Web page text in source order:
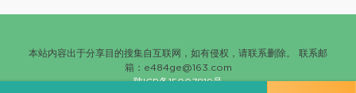
本站内容出于分享目的搜集自互联网，如有侵权，请联系删除。 联系邮
箱： e484ge@163.com
陕ICP备15007819号